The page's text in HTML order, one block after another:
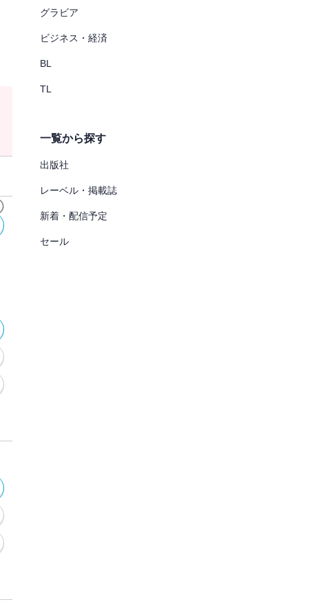
グラビア
ビジネス・経済
BL
TL
一覧から探す
出版社
レーベル・掲載誌
新着・配信予定
セール